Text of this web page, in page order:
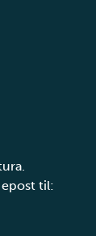
epost til: